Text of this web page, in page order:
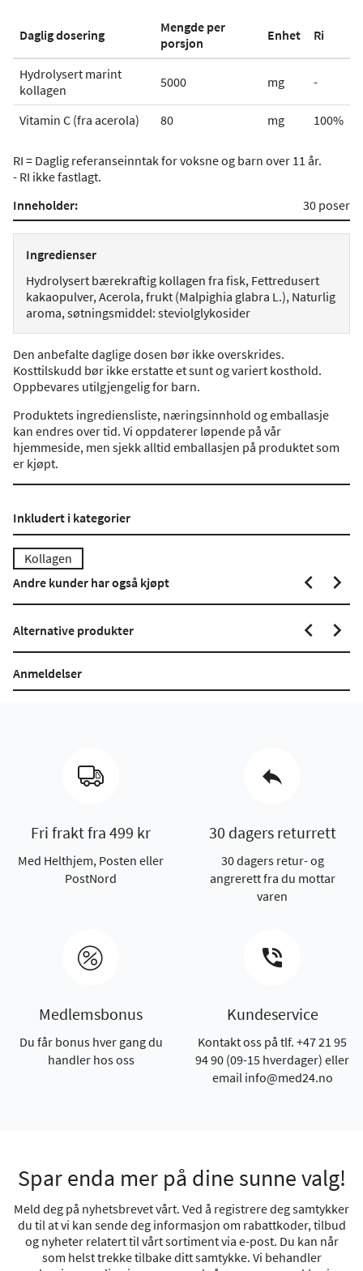
Daglig dosering
Mengde per
porsjon
Enhet Ri
Hydrolysert marint
kollagen
5000 mg -
Vitamin C (fra acerola) 80 mg 100%
RI = Daglig referanseinntak for voksne og barn over 11 år.
- RI ikke fastlagt.
Inneholder:
30 poser
Ingredienser
Hydrolysert bærekraftig kollagen fra fisk, Fettredusert
kakaopulver, Acerola, frukt (Malpighia glabra L.), Naturlig
aroma, søtningsmiddel: steviolglykosider
Den anbefalte daglige dosen bør ikke overskrides.
Kosttilskudd bør ikke erstatte et sunt og variert kosthold.
Oppbevares utilgjengelig for barn.
Produktets ingrediensliste, næringsinnhold og emballasje
kan endres over tid. Vi oppdaterer løpende på vår
hjemmeside, men sjekk alltid emballasjen på produktet som
er kjøpt.
Inkludert i kategorier
Kollagen
Andre kunder har også kjøpt
Alternative produkter
Anmeldelser
Fri frakt fra 499 kr
Med Helthjem, Posten eller
PostNord
30 dagers returrett
30 dagers retur- og
angrerett fra du mottar
varen
Medlemsbonus
Du får bonus hver gang du
handler hos oss
Kundeservice
Kontakt oss på tlf. +47 21 95
94 90 (09-15 hverdager) eller
email info@med24.no
Spar enda mer på dine sunne valg!
Meld deg på nyhetsbrevet vårt. Ved å registrere deg samtykker
du til at vi kan sende deg informasjon om rabattkoder, tilbud
og nyheter relatert til vårt sortiment via e-post. Du kan når
som helst trekke tilbake ditt samtykke. Vi behandler